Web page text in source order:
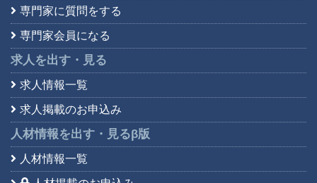
専門家に質問をする
専門家会員になる
求人を出す・見る
求人情報一覧
求人掲載のお申込み
人材情報を出す・見るβ版
人材情報一覧